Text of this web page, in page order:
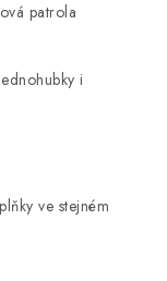
patrola
i
ve stejném